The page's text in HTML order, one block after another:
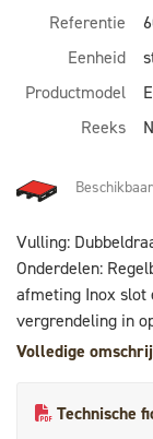
Referentie
Eenheid
Productmodel
Reeks
Vulling: Dubbeldraadpanelen 8 / 6 / 8 Mazen 200 x 50mm
Onderdelen: Regelbare scharnieren M 16 tot M 30 volgens
afmeting Inox slot europese cilinder Centrale middenstop en
vergrendeling in open
galvanisatie +
Volledige
Technische